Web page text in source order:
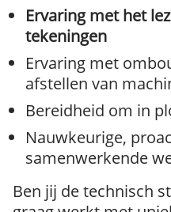
Ervaring met het
tekeningen
Ervaring met
afstellen van
Bereidheid om in
Nauwkeurige,
samenwerkende
Ben jij de technisch